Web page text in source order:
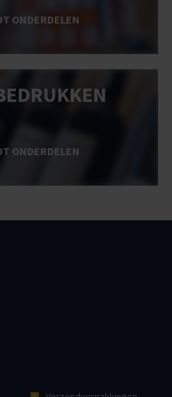
ONDERDELEN
ONDERDELEN